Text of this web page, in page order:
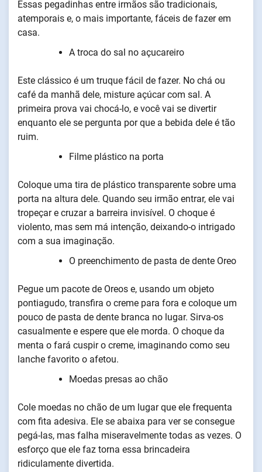
Essas pegadinhas entre irmãos são tradicionais,
atemporais e, o mais importante, fáceis de fazer em
casa.
A troca do sal no açucareiro
Este clássico é um truque fácil de fazer. No chá ou
café da manhã dele, misture açúcar com sal. A
primeira prova vai chocá-lo, e você vai se divertir
enquanto ele se pergunta por que a bebida dele é tão
ruim.
Filme plástico na porta
Coloque uma tira de plástico transparente sobre uma
porta na altura dele. Quando seu irmão entrar, ele vai
tropeçar e cruzar a barreira invisível. O choque é
violento, mas sem má intenção, deixando-o intrigado
com a sua imaginação.
O preenchimento de pasta de dente Oreo
Pegue um pacote de Oreos e, usando um objeto
pontiagudo, transfira o creme para fora e coloque um
pouco de pasta de dente branca no lugar. Sirva-os
casualmente e espere que ele morda. O choque da
menta o fará cuspir o creme, imaginando como seu
lanche favorito o afetou.
Moedas presas ao chão
Cole moedas no chão de um lugar que ele frequenta
com fita adesiva. Ele se abaixa para ver se consegue
pegá-las, mas falha miseravelmente todas as vezes. O
esforço que ele faz torna essa brincadeira
ridiculamente divertida.